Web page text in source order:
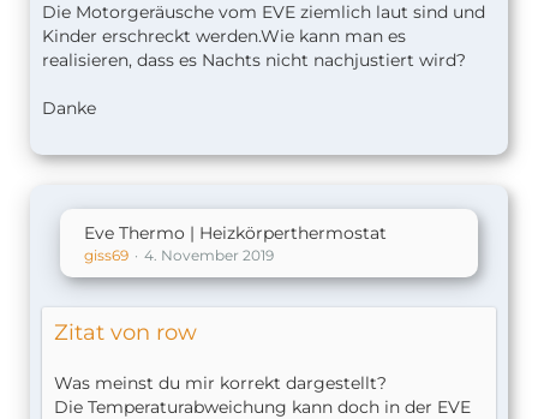
Die Motorgeräusche vom EVE ziemlich laut sind und
Kinder erschreckt werden.Wie kann man es
realisieren, dass es Nachts nicht nachjustiert wird?
Danke
Eve Thermo | Heizkörperthermostat
giss69 4. November 2019
Zitat von row
Was meinst du mir korrekt dargestellt?
Die Temperaturabweichung kann doch in der EVE